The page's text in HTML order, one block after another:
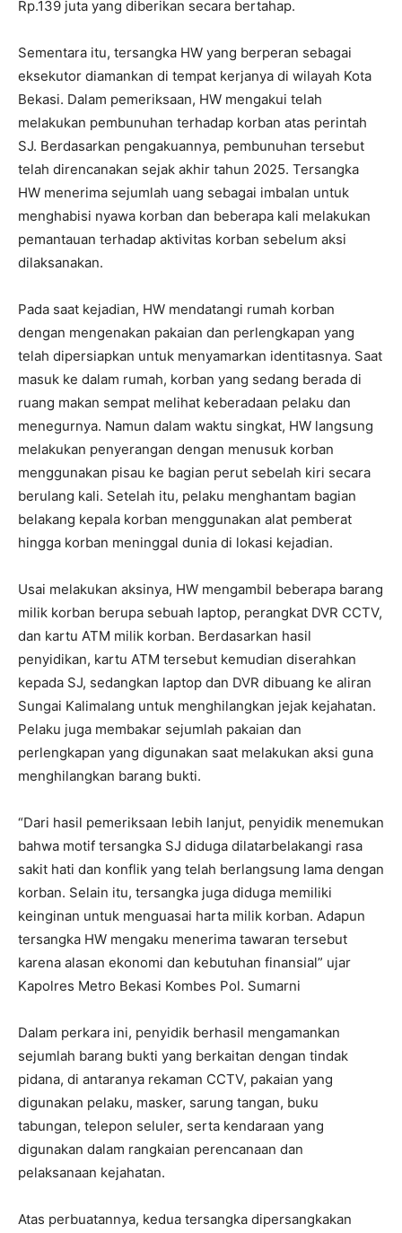
Rp.139 juta yang diberikan secara bertahap.
Sementara itu, tersangka HW yang berperan sebagai
eksekutor diamankan di tempat kerjanya di wilayah Kota
Bekasi. Dalam pemeriksaan, HW mengakui telah
melakukan pembunuhan terhadap korban atas perintah
SJ. Berdasarkan pengakuannya, pembunuhan tersebut
telah direncanakan sejak akhir tahun 2025. Tersangka
HW menerima sejumlah uang sebagai imbalan untuk
menghabisi nyawa korban dan beberapa kali melakukan
pemantauan terhadap aktivitas korban sebelum aksi
dilaksanakan.
Pada saat kejadian, HW mendatangi rumah korban
dengan mengenakan pakaian dan perlengkapan yang
telah dipersiapkan untuk menyamarkan identitasnya. Saat
masuk ke dalam rumah, korban yang sedang berada di
ruang makan sempat melihat keberadaan pelaku dan
menegurnya. Namun dalam waktu singkat, HW langsung
melakukan penyerangan dengan menusuk korban
menggunakan pisau ke bagian perut sebelah kiri secara
berulang kali. Setelah itu, pelaku menghantam bagian
belakang kepala korban menggunakan alat pemberat
hingga korban meninggal dunia di lokasi kejadian.
Usai melakukan aksinya, HW mengambil beberapa barang
milik korban berupa sebuah laptop, perangkat DVR CCTV,
dan kartu ATM milik korban. Berdasarkan hasil
penyidikan, kartu ATM tersebut kemudian diserahkan
kepada SJ, sedangkan laptop dan DVR dibuang ke aliran
Sungai Kalimalang untuk menghilangkan jejak kejahatan.
Pelaku juga membakar sejumlah pakaian dan
perlengkapan yang digunakan saat melakukan aksi guna
menghilangkan barang bukti.
“Dari hasil pemeriksaan lebih lanjut, penyidik menemukan
bahwa motif tersangka SJ diduga dilatarbelakangi rasa
sakit hati dan konflik yang telah berlangsung lama dengan
korban. Selain itu, tersangka juga diduga memiliki
keinginan untuk menguasai harta milik korban. Adapun
tersangka HW mengaku menerima tawaran tersebut
karena alasan ekonomi dan kebutuhan finansial” ujar
Kapolres Metro Bekasi Kombes Pol. Sumarni
Dalam perkara ini, penyidik berhasil mengamankan
sejumlah barang bukti yang berkaitan dengan tindak
pidana, di antaranya rekaman CCTV, pakaian yang
digunakan pelaku, masker, sarung tangan, buku
tabungan, telepon seluler, serta kendaraan yang
digunakan dalam rangkaian perencanaan dan
pelaksanaan kejahatan.
Atas perbuatannya, kedua tersangka dipersangkakan